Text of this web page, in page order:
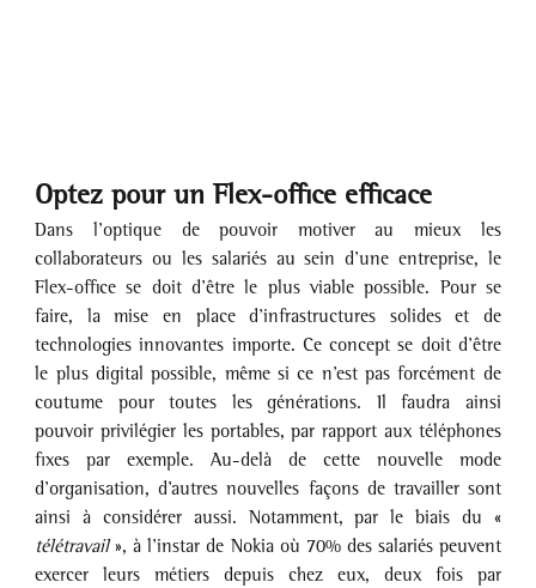
Optez pour un Flex-office efficace
Dans l’optique de pouvoir motiver au mieux les
collaborateurs ou les salariés au sein d’une entreprise, le
Flex-office se doit d’être le plus viable possible. Pour se
faire, la mise en place d’infrastructures solides et de
technologies innovantes importe. Ce concept se doit d’être
le plus digital possible, même si ce n’est pas forcément de
coutume pour toutes les générations. Il faudra ainsi
pouvoir privilégier les portables, par rapport aux téléphones
fixes par exemple. Au-delà de cette nouvelle mode
d’organisation, d’autres nouvelles façons de travailler sont
ainsi à considérer aussi. Notamment, par le biais du «
télétravail », à l’instar de Nokia où 70% des salariés peuvent
exercer leurs métiers depuis chez eux, deux fois par